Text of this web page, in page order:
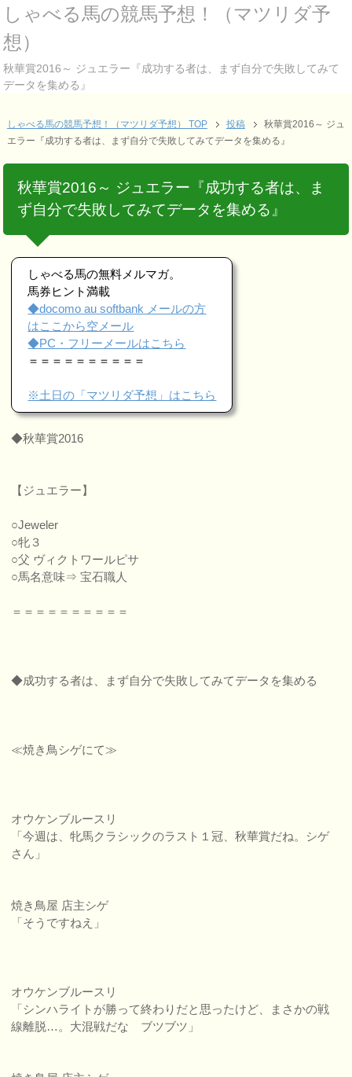
しゃべる馬の競馬予想！（マツリダ予
想）
秋華賞2016～ ジュエラー『成功する者は、まず自分で失敗してみて
データを集める』
しゃべる馬の競馬予想！（マツリダ予想） TOP 投稿
秋華賞2016～ ジュ
エラー『成功する者は、まず自分で失敗してみてデータを集める』
秋華賞2016～ ジュエラー『成功する者は、ま
ず自分で失敗してみてデータを集める』
しゃべる馬の無料メルマガ。
馬券ヒント満載
◆docomo au softbank メールの方
はここから空メール
◆PC・フリーメールはこちら
＝＝＝＝＝＝＝＝＝＝
※土日の「マツリダ予想」はこちら
◆秋華賞2016
【ジュエラー】
○Jeweler
○牝３
○父 ヴィクトワールピサ
○馬名意味⇒ 宝石職人
＝＝＝＝＝＝＝＝＝＝
◆成功する者は、まず自分で失敗してみてデータを集める
≪焼き鳥シゲにて≫
オウケンブルースリ
「今週は、牝馬クラシックのラスト１冠、秋華賞だね。シゲ
さん」
焼き鳥屋 店主シゲ
「そうですねえ」
オウケンブルースリ
「シンハライトが勝って終わりだと思ったけど、まさかの戦
線離脱…。大混戦だな ブツブツ」